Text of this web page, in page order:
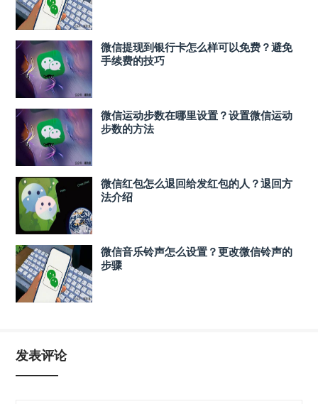
微信提现到银行卡怎么样可以免费？避免
手续费的技巧
微信运动步数在哪里设置？设置微信运动
步数的方法
微信红包怎么退回给发红包的人？退回方
法介绍
微信音乐铃声怎么设置？更改微信铃声的
步骤
发表评论